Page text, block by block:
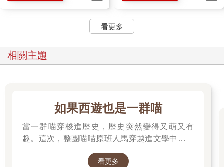
看更多
相關主題
如果西遊也是一群喵
當一群喵穿梭進歷史，歷史突然變得又萌又有
趣。這次，整團喵喵原班人馬穿越進文學中，開
看更多